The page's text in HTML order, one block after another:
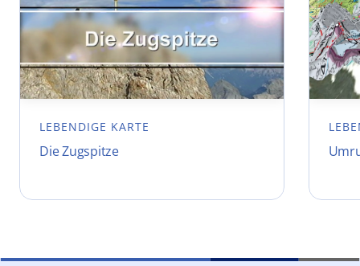
LEBENDIGE KARTE
Die Zugspitze